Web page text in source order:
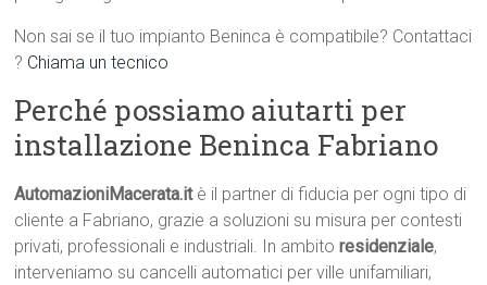
Non sai se il tuo impianto Beninca è compatibile? Contattaci
? Chiama un tecnico
Perché possiamo aiutarti per
installazione Beninca Fabriano
AutomazioniMacerata.itè il partner di fiducia per ogni tipo di
cliente a Fabriano, grazie a soluzioni su misura per contesti
privati, professionali e industriali. In ambitoresidenziale,
interveniamo su cancelli automatici per ville unifamiliari,